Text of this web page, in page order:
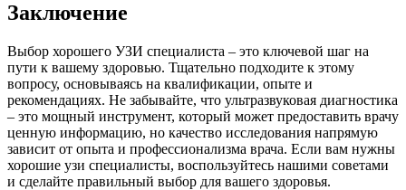
Заключение
Выбор хорошего УЗИ специалиста – это ключевой шаг на
пути к вашему здоровью. Тщательно подходите к этому
вопросу, основываясь на квалификации, опыте и
рекомендациях. Не забывайте, что ультразвуковая диагностика
– это мощный инструмент, который может предоставить врачу
ценную информацию, но качество исследования напрямую
зависит от опыта и профессионализма врача. Если вам нужны
хорошие узи специалисты, воспользуйтесь нашими советами
и сделайте правильный выбор для вашего здоровья.